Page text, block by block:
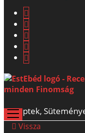
Receptek,
open
menu
Vissza